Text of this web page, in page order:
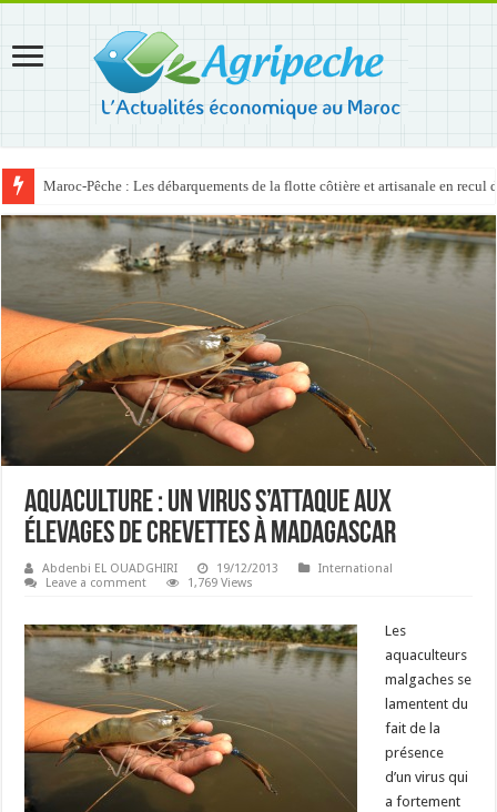
Maroc-Pêche : Les débarquements de la flotte côtière et artisanale en recul
Aquaculture : Un virus s’attaque aux
élevages de crevettes à Madagascar
Abdenbi EL OUADGHIRI 19/12/2013
International
Leave a comment
1,769 Views
Les
aquaculteurs
malgaches se
lamentent du
fait de la
présence
d’un virus qui
a fortement